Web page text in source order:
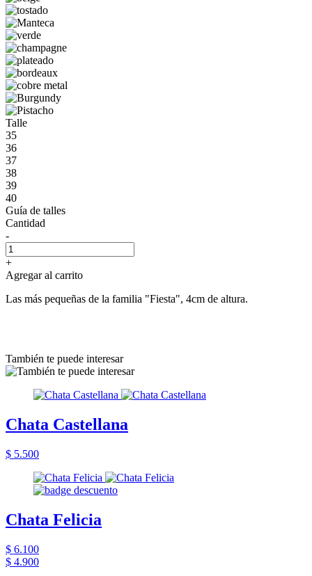
Talle
35
36
37
38
39
40
Guía de talles
Cantidad
-
+
Agregar al carrito
Las más pequeñas de la familia "Fiesta", 4cm de altura.
También te puede interesar
Chata Castellana
$ 5.500
Chata Felicia
$ 6.100
$ 4.900